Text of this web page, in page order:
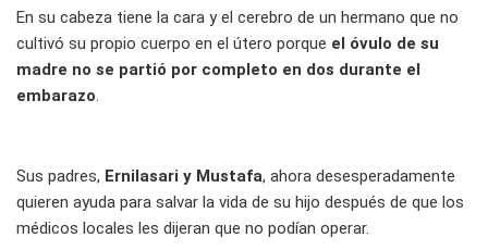
En su cabeza tiene la cara y el cerebro de un hermano que no
cultivó su propio cuerpo en el útero porque el óvulo de su
madre no se partió por completo en dos durante el
embarazo.
Sus padres, Ernilasari y Mustafa, ahora desesperadamente
quieren ayuda para salvar la vida de su hijo después de que los
médicos locales les dijeran que no podían operar.